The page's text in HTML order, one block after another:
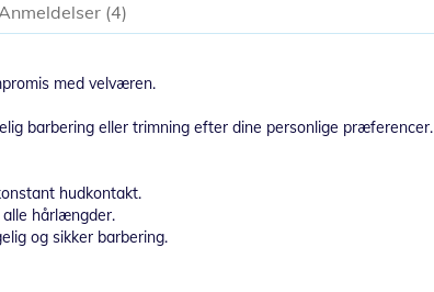
med velværen.
barbering eller trimning efter dine personlige præferencer.
hudkontakt.
hårlængder.
og sikker barbering.
4